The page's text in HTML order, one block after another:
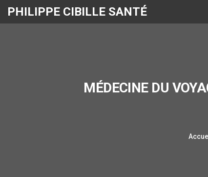
PHILIPPE CIBILLE SANTÉ
MÉDECINE DU